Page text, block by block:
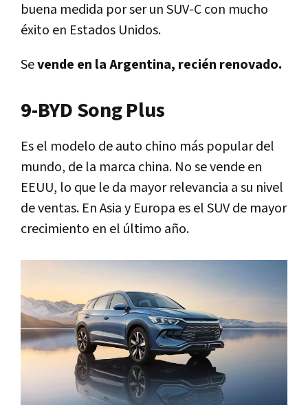
buena medida por ser un SUV-C con mucho
éxito en Estados Unidos.
Sevende en la Argentina, recién renovado.
9-BYD Song Plus
Es el modelo de auto chino más popular del
mundo, de la marca china. No se vende en
EEUU, lo que le da mayor relevancia a su nivel
de ventas. En Asia y Europa es el SUV de mayor
crecimiento en el último año.